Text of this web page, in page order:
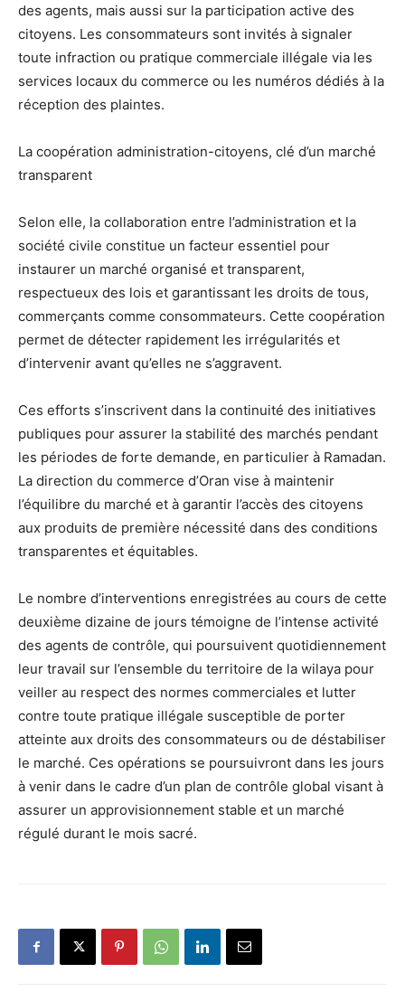
des agents, mais aussi sur la participation active des
citoyens. Les consommateurs sont invités à signaler
toute infraction ou pratique commerciale illégale via les
services locaux du commerce ou les numéros dédiés à la
réception des plaintes.
La coopération administration-citoyens, clé d’un marché
transparent
Selon elle, la collaboration entre l’administration et la
société civile constitue un facteur essentiel pour
instaurer un marché organisé et transparent,
respectueux des lois et garantissant les droits de tous,
commerçants comme consommateurs. Cette coopération
permet de détecter rapidement les irrégularités et
d’intervenir avant qu’elles ne s’aggravent.
Ces efforts s’inscrivent dans la continuité des initiatives
publiques pour assurer la stabilité des marchés pendant
les périodes de forte demande, en particulier à Ramadan.
La direction du commerce d’Oran vise à maintenir
l’équilibre du marché et à garantir l’accès des citoyens
aux produits de première nécessité dans des conditions
transparentes et équitables.
Le nombre d’interventions enregistrées au cours de cette
deuxième dizaine de jours témoigne de l’intense activité
des agents de contrôle, qui poursuivent quotidiennement
leur travail sur l’ensemble du territoire de la wilaya pour
veiller au respect des normes commerciales et lutter
contre toute pratique illégale susceptible de porter
atteinte aux droits des consommateurs ou de déstabiliser
le marché. Ces opérations se poursuivront dans les jours
à venir dans le cadre d’un plan de contrôle global visant à
assurer un approvisionnement stable et un marché
régulé durant le mois sacré.